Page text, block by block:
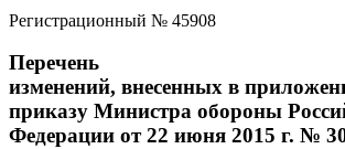
Регистрационный № 45908
Перечень
изменений, внесенных в
приказу Министра обороны
Федерации от 22 июня 2015 г. №